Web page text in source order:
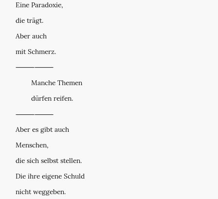
Eine Paradoxie,
die trägt.
Aber auch
mit Schmerz.
⸻⸻
Manche Themen
dürfen reifen.
⸻⸻
Aber es gibt auch
Menschen,
die sich selbst stellen.
Die ihre eigene Schuld
nicht weggeben.